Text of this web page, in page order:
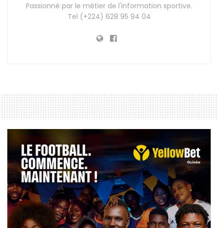
Passionné par le métier de l'information sportive.
Tel (+224) 628 95 94 04